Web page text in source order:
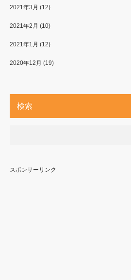
2021年3月 (12)
2021年2月 (10)
2021年1月 (12)
2020年12月 (19)
検索
スポンサーリンク